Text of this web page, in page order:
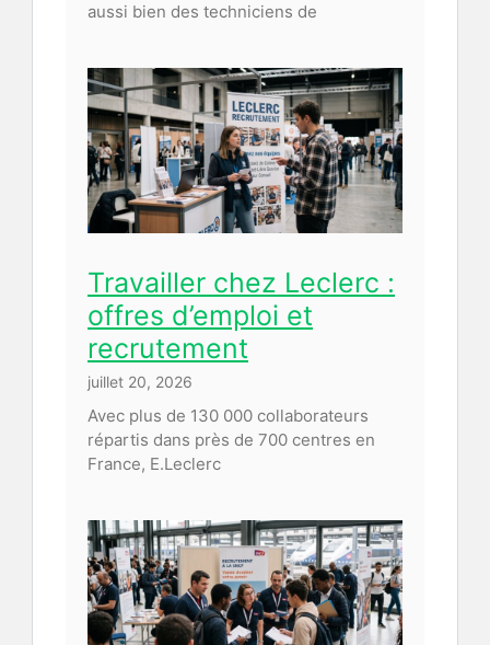
aussi bien des techniciens de
Travailler chez Leclerc :
offres d’emploi et
recrutement
juillet 20, 2026
Avec plus de 130 000 collaborateurs
répartis dans près de 700 centres en
France, E.Leclerc